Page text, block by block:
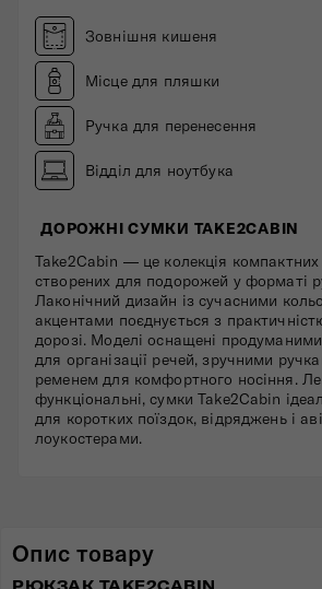
Зовнішня кишеня
Місце для пляшки
Ручка для перенесення
Відділ для ноутбука
ДОРОЖНІ СУМКИ TAKE2CABIN
Take2Cabin — це колекція
створених для подорожей у форматі
Лаконічний дизайн із сучасними
акцентами поєднується з
дорозі. Моделі оснащені
для організації речей, зручними
ременем для комфортного носіння.
функціональні, сумки Take2Cabin
для коротких поїздок, відряджень і
лоукостерами.
Опис товару